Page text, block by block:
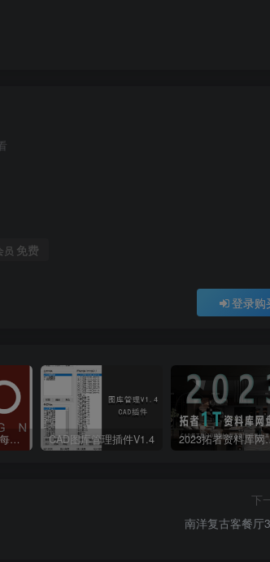
员 免费
登录购
dop设计插件，让每个设计师都能享受到CAD制图的乐趣 CAD图库管理插件V1.4 2023拓者资料库网
下
南洋复古客餐厅